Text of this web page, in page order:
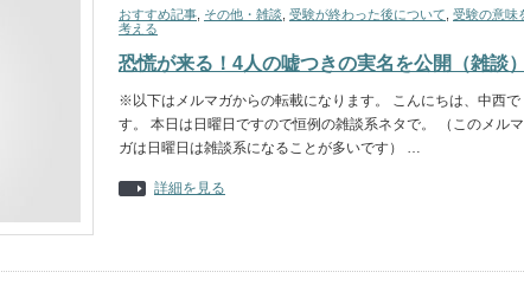
おすすめ記事 その他・雑談 受験が終わった後について 受験の意味
考える
恐慌が来る！4人の嘘つきの実名を公開（雑談
※以下はメルマガからの転載になります。 こんにちは、中西で
す。 本日は日曜日ですので恒例の雑談系ネタで。 （このメルマ
ガは日曜日は雑談系になることが多いです） …
詳細を見る